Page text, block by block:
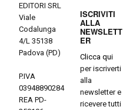
EDITORI SRL
Viale
Codalunga
4/L 35138
Padova (PD)
P.IVA
03948890284
REA PD-
ISCRIVITI
ALLA
NEWSLETT
ER
Clicca qui
per iscriverti
alla
newsletter e
ricevere tutti